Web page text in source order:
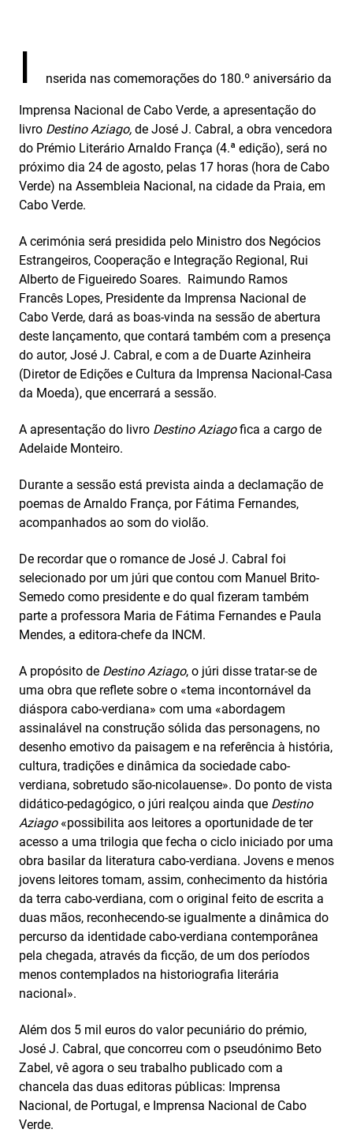
I nserida nas comemorações do 180.º aniversário da
Imprensa Nacional de Cabo Verde, a apresentação do
livro Destino Aziago, de José J. Cabral, a obra vencedora
do Prémio Literário Arnaldo França (4.ª edição), será no
próximo dia 24 de agosto, pelas 17 horas (hora de Cabo
Verde) na Assembleia Nacional, na cidade da Praia, em
Cabo Verde.
A cerimónia será presidida pelo Ministro dos Negócios
Estrangeiros, Cooperação e Integração Regional, Rui
Alberto de Figueiredo Soares. Raimundo Ramos
Francês Lopes, Presidente da Imprensa Nacional de
Cabo Verde, dará as boas-vinda na sessão de abertura
deste lançamento, que contará também com a presença
do autor, José J. Cabral, e com a de Duarte Azinheira
(Diretor de Edições e Cultura da Imprensa Nacional-Casa
da Moeda), que encerrará a sessão.
A apresentação do livro Destino Aziagofica a cargo de
Adelaide Monteiro.
Durante a sessão está prevista ainda a declamação de
poemas de Arnaldo França, por Fátima Fernandes,
acompanhados ao som do violão.
De recordar que o romance de José J. Cabral foi
selecionado por um júri que contou com Manuel Brito-
Semedo como presidente e do qual fizeram também
parte a professora Maria de Fátima Fernandes e Paula
Mendes, a editora-chefe da INCM.
A propósito de Destino Aziago, o júri disse tratar-se de
uma obra que reflete sobre o «tema incontornável da
diáspora cabo-verdiana» com uma «abordagem
assinalável na construção sólida das personagens, no
desenho emotivo da paisagem e na referência à história,
cultura, tradições e dinâmica da sociedade cabo-
verdiana, sobretudo são‑nicolauense». Do ponto de vista
didático-pedagógico, o júri realçou ainda que Destino
Aziago«possibilita aos leitores a oportunidade de ter
acesso a uma trilogia que fecha o ciclo iniciado por uma
obra basilar da literatura cabo-verdiana. Jovens e menos
jovens leitores tomam, assim, conhecimento da história
da terra cabo-verdiana, com o original feito de escrita a
duas mãos, reconhecendo-se igualmente a dinâmica do
percurso da identidade cabo-verdiana contemporânea
pela chegada, através da ficção, de um dos períodos
menos contemplados na historiografia literária
nacional».
Além dos 5 mil euros do valor pecuniário do prémio,
José J. Cabral, que concorreu com o pseudónimo Beto
Zabel, vê agora o seu trabalho publicado com a
chancela das duas editoras públicas: Imprensa
Nacional, de Portugal, e Imprensa Nacional de Cabo
Verde.